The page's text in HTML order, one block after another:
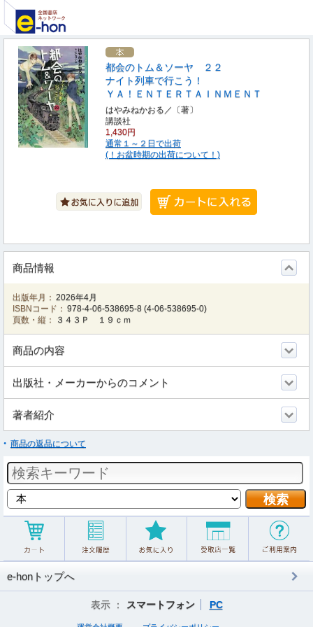
都会のトム＆ソーヤ ２２
ナイト列車で行こう！
ＹＡ！ＥＮＴＥＲＴＡＩＮＭＥＮＴ
はやみねかおる／〔著〕
講談社
1,430円
通常１～２日で出荷
(！お盆時期の出荷について！)
商品情報
出版年月： 2026年4月
ISBNコード： 978-4-06-538695-8 (4-06-538695-0)
頁数・縦：
３４３Ｐ １９ｃｍ
商品の内容
出版社・メーカーからのコメント
著者紹介
商品の返品について
e-honトップへ
表示 ： スマートフォン PC